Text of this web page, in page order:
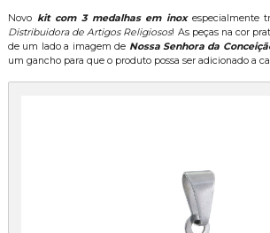
Novo kit com 3 medalhas em inoxespecialmente
Distribuidora de Artigos Religiosos! As peças na cor
de um lado a imagem de Nossa Senhora da
um gancho para que o produto possa ser adicionado a